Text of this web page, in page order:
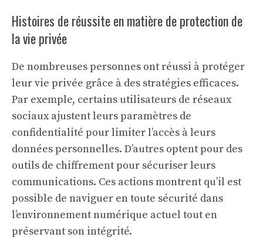
Histoires de réussite en matière de protection de
la vie privée
De nombreuses personnes ont réussi à protéger
leur vie privée grâce à des stratégies efficaces.
Par exemple, certains utilisateurs de réseaux
sociaux ajustent leurs paramètres de
confidentialité pour limiter l’accès à leurs
données personnelles. D’autres optent pour des
outils de chiffrement pour sécuriser leurs
communications. Ces actions montrent qu’il est
possible de naviguer en toute sécurité dans
l’environnement numérique actuel tout en
préservant son intégrité.